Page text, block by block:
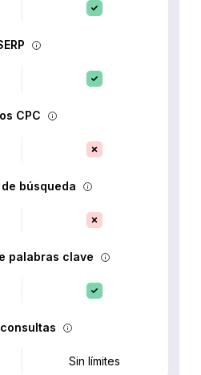
CPC
búsqueda
palabras clave
Sin límites